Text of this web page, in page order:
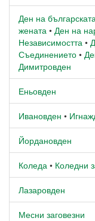
Ден на
жената • Ден на
Независимостта •
Съединението •
Димитровден
Еньовден
Ивановден •
Йордановден
Коледа • Коледни
Лазаровден
Месни заговезни